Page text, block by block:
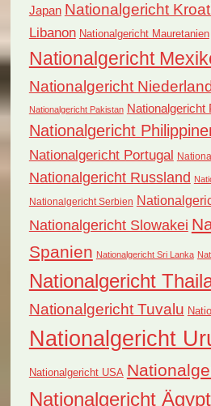
Japan Nationalgericht
Libanon Nationalgericht Mauretanien
Nationalgericht
Nationalgericht
Nationalgericht Pakistan Nationalgericht
Nationalgericht
Nationalgericht Portugal
Nationalgericht Russland
Nationalgericht Serbien
Nationalgericht Slowakei
Spanien Nationalgericht Sri Lanka
Nationalgericht
Nationalgericht Tuvalu
Nationalgericht
Nationalgericht USA
Nationalgericht